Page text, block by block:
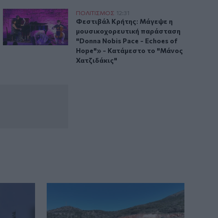
Φεστιβάλ Κρήτης: Μάγεψε η μουσικοχορευτική
ΠΟΛΙΤΙΣΜΟΣ 12:31
Φεστιβάλ Κρήτης: Μάγεψε η
Φεστιβάλ Κρήτης: Μάγεψε η
μουσικοχορευτική παράσταση
"Donna Nobis Pace - Echoes of
Hope"» - Κατάμεστο το "Μάνος
Χατζιδάκις"